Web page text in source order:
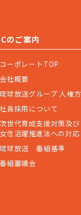
のご案内
コーポレートTOP
会社概要
琉球放送グループ 人権
社員採用について
次世代育成支援対策及び
女性活躍推進法への対応
琉球放送 番組基準
番組審議会